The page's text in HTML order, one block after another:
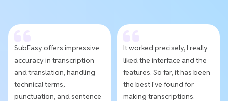
SubEasy offers impressive
accuracy in transcription
and translation, handling
technical terms,
punctuation, and sentence
It worked precisely, I really
liked the interface and the
features. So far, it has been
the best I've found for
making transcriptions.